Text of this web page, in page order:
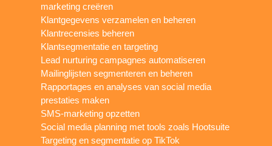
marketing creëren
Klantgegevens verzamelen en beheren
Klantrecensies beheren
Klantsegmentatie en targeting
Lead nurturing campagnes automatiseren
Mailinglijsten segmenteren en beheren
Rapportages en analyses van social media
prestaties maken
SMS-marketing opzetten
Social media planning met tools zoals Hootsuite
Targeting en segmentatie op TikTok